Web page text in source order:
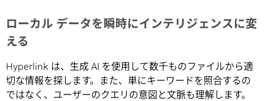
ローカル データを瞬時にインテリジェンスに変
える
Hyperlink は、生成 AI を使用して数千ものファイルから適
切な情報を探します。また、単にキーワードを照合するの
ではなく、ユーザーのクエリの意図と文脈も理解します。